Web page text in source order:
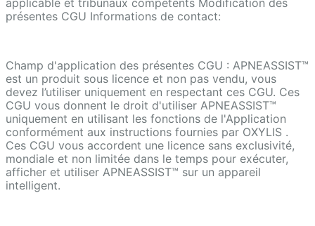
présentes CGU Informations de contact:
Champ d'application des présentes CGU : APNEASSIST™
est un produit sous licence et non pas vendu, vous
devez l’utiliser uniquement en respectant ces CGU. Ces
CGU vous donnent le droit d'utiliser APNEASSIST™
uniquement en utilisant les fonctions de l'Application
conformément aux instructions fournies par OXYLIS .
Ces CGU vous accordent une licence sans exclusivité,
mondiale et non limitée dans le temps pour exécuter,
afficher et utiliser APNEASSIST™ sur un appareil
intelligent.